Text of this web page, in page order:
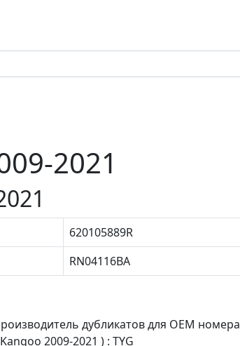
2021
620105889R
RN04116BA
дубликатов для OEM номера
2009-2021 ) : TYG